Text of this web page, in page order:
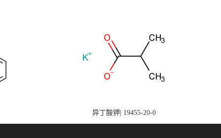
异丁酸钾| 19455-20-0